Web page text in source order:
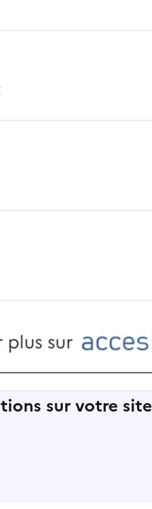
sur votre site